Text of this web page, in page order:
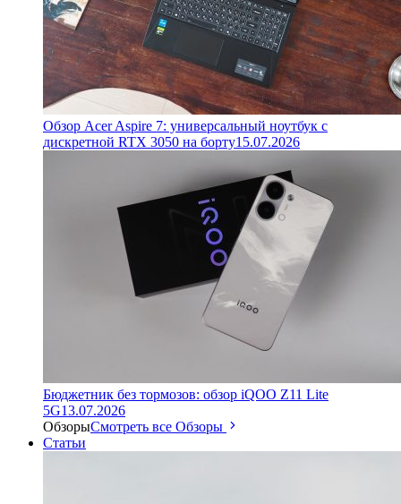
Обзор Acer Aspire 7: универсальный ноутбук с
дискретной RTX 3050 на борту15.07.2026
Бюджетник без тормозов: обзор iQOO Z11 Lite
5G13.07.2026
ОбзорыСмотреть все Обзоры
Статьи